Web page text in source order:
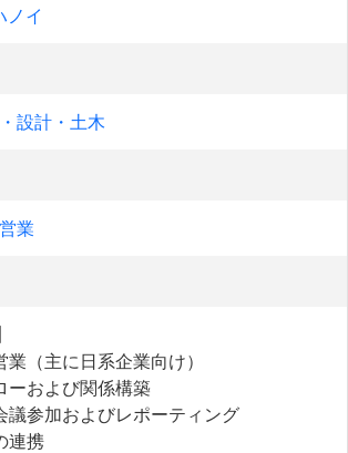
ノイ
設計・土木
業
（主に日系企業向け）
ーおよび関係構築
議参加およびレポーティング
連携